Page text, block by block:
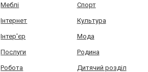
Меблі Спорт
Інтернет Культура
Інтер'єр Мода
Послуги Родина
Робота Дитячий розділ